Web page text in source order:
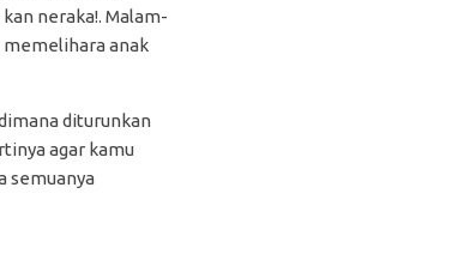
neraka!. Malam-
memelihara anak
diturunkan
agar kamu
semuanya